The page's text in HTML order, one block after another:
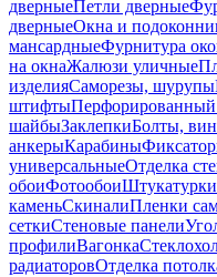
дверныеПетли дверные
дверныеОкна и
мансардныеФурнитура
на окнаЖалюзи уличные
изделияСаморезы, шурупы
штифты
шайбыЗаклепкиБолты,
анкерыКарабины
универсальныеОтделка
обоиФотообои
каменьСкиналиПленки
сеткиСтеновые панели
профилиВагонка
радиаторовОтделка